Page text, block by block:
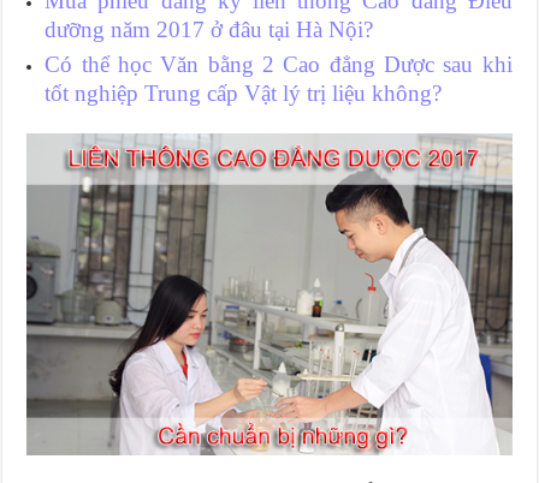
dưỡng năm 2017 ở đâu tại Hà Nội?
Có thể học Văn bằng 2 Cao đẳng Dược sau khi
tốt nghiệp Trung cấp Vật lý trị liệu không?